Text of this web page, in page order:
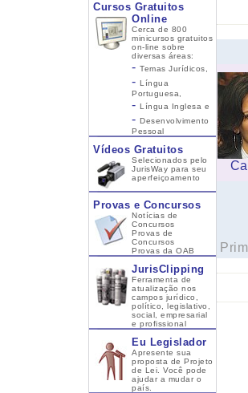
Cursos Gratuitos
Online
Cerca de 800
minicursos gratuitos
on-line sobre
diversas áreas:
- Temas Jurídicos,
- Língua
Portuguesa,
- Língua Inglesa e
- Desenvolvimento
Pessoal
Vídeos Gratuitos
Selecionados pelo
JurisWay para seu
aperfeiçoamento
Provas e Concursos
Notícias de
Concursos
Provas de
Concursos
Provas da OAB
JurisClipping
Ferramenta de
atualização nos
campos jurídico,
político, legislativo,
social, empresarial
e profissional
Eu Legislador
Apresente sua
proposta de Projeto
de Lei. Você pode
ajudar a mudar o
país.